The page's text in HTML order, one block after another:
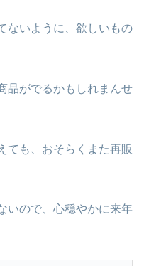
ないように、欲しいもの
品がでるかもしれまんせ
ても、おそらくまた再販
いので、心穏やかに来年